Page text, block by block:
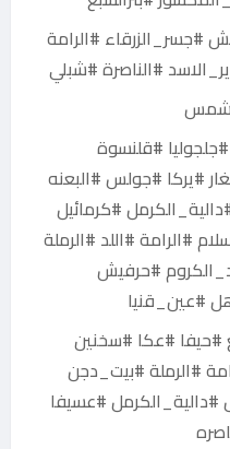
#جسر_الزرقاء #الرامة
#الناصرة #شبلي
#قلنسوة
#يركا #جولس #البعنه
#كرمائيل
#الرامة #اللد #الرملة
#حرفيش
#عين_قنيا
#حيفا #عكا #سخنين
#الرملة #بيت_دجن
#عسيفا